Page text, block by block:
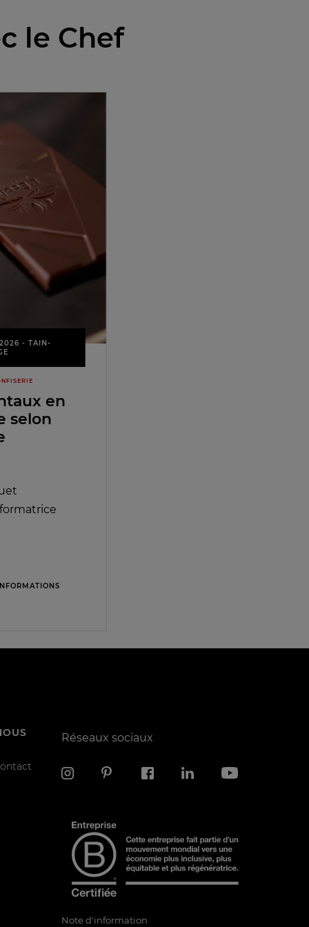
le Chef
- TAIN-
en
selon
Réseaux sociaux
Note d'information